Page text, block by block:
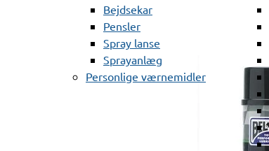
Bejdsekar
Pensler
Spray lanse
Sprayanlæg
Personlige værnemidler